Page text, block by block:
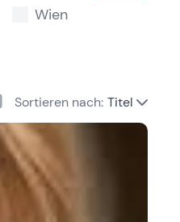
Wien
Sortieren nach: Titel